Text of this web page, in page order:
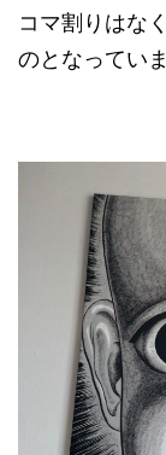
コマ割りはな
のとなっていま